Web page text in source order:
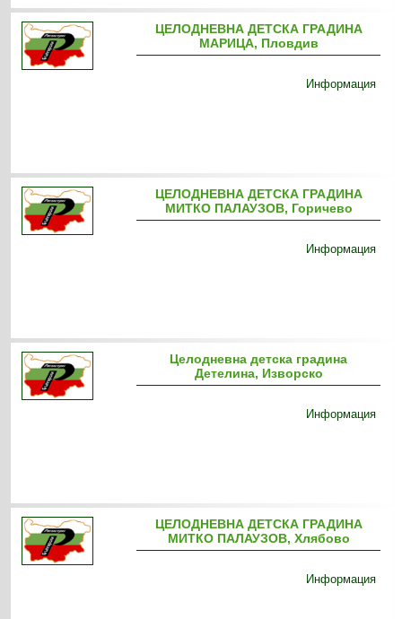
ЦЕЛОДНЕВНА ДЕТСКА ГРАДИНА
МАРИЦА, Пловдив
Информация
ЦЕЛОДНЕВНА ДЕТСКА ГРАДИНА
МИТКО ПАЛАУЗОВ, Горичево
Информация
Целодневна детска градина
Детелина, Изворско
Информация
ЦЕЛОДНЕВНА ДЕТСКА ГРАДИНА
МИТКО ПАЛАУЗОВ, Хлябово
Информация